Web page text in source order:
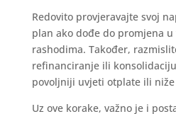
Redovito provjeravajte svoj
plan ako dođe do promjena
rashodima. Također,
refinanciranje ili
povoljniji uvjeti otplate ili
Uz ove korake, važno je i